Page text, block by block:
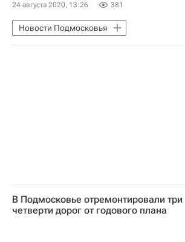
24 августа 2020, 13:26 381
Новости Подмосковья
Московская область (Подмосковье)
В Подмосковье отремонтировали три
четверти дорог от годового плана